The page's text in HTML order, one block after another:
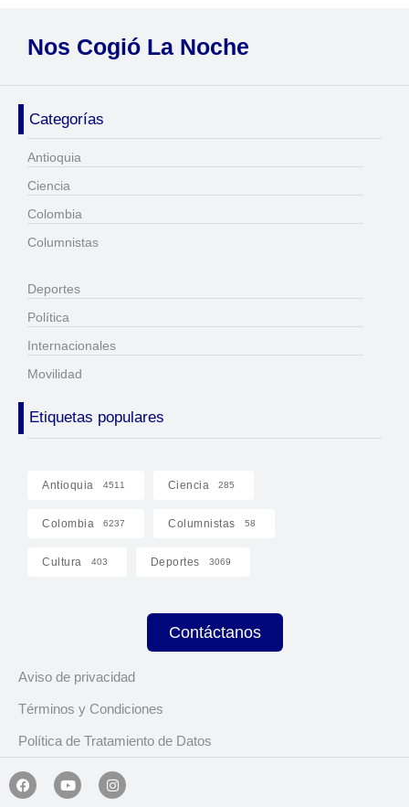
Nos Cogió La Noche
Categorías
Antioquia
Ciencia
Colombia
Columnistas
Deportes
Política
Internacionales
Movilidad
Etiquetas populares
Antioquia 4511 Ciencia 285
Colombia 6237 Columnistas 58
Cultura 403 Deportes 3069
Contáctanos
Aviso de privacidad
Términos y Condiciones
Política de Tratamiento de Datos